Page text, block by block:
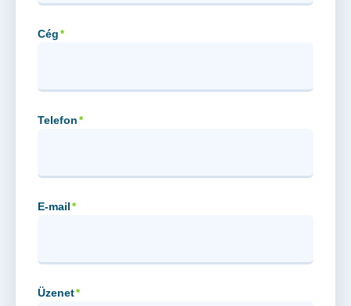
Cég *
Telefon *
E-mail *
Üzenet*